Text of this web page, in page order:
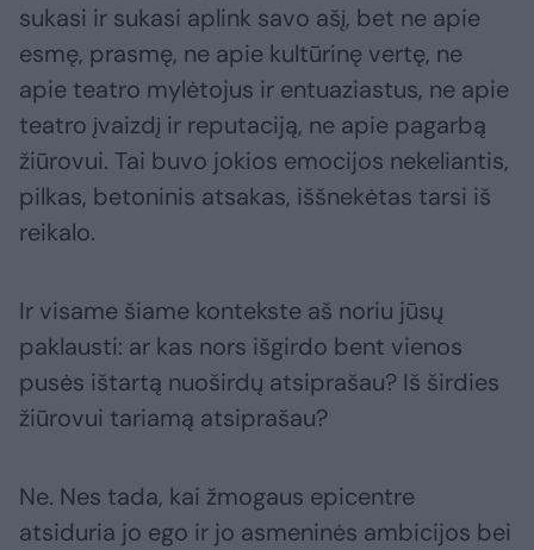
sukasi ir sukasi aplink savo ašį, bet ne apie
esmę, prasmę, ne apie kultūrinę vertę, ne
apie teatro mylėtojus ir entuaziastus, ne apie
teatro įvaizdį ir reputaciją, ne apie pagarbą
žiūrovui. Tai buvo jokios emocijos nekeliantis,
pilkas, betoninis atsakas, iššnekėtas tarsi iš
reikalo.
Ir visame šiame kontekste aš noriu jūsų
paklausti: ar kas nors išgirdo bent vienos
pusės ištartą nuoširdų atsiprašau? Iš širdies
žiūrovui tariamą atsiprašau?
Ne. Nes tada, kai žmogaus epicentre
atsiduria jo ego ir jo asmeninės ambicijos bei